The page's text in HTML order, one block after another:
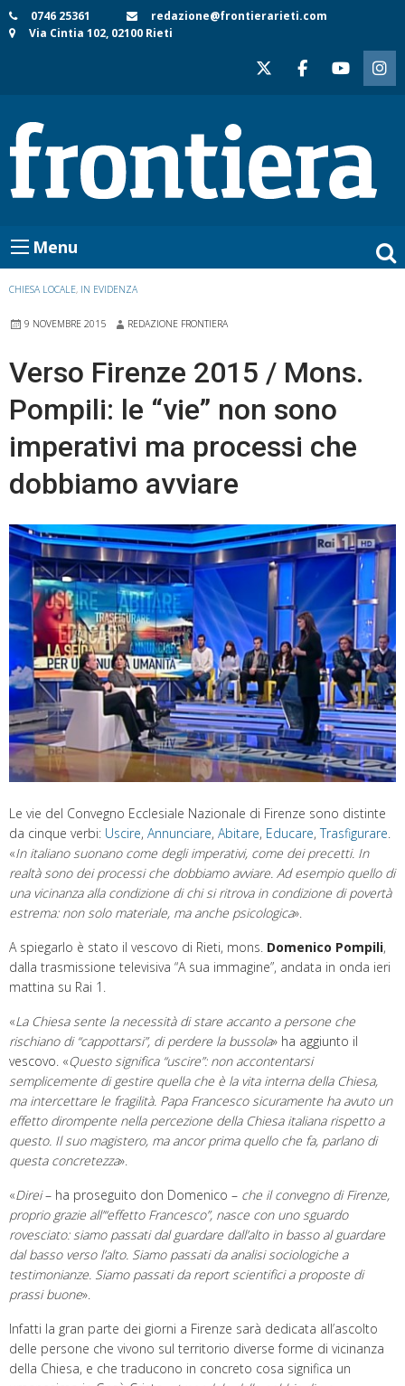
Skip
to
0746 25361
redazione@frontierarieti.com
Via Cintia 102, 02100 Rieti
Menu
CHIESA LOCALE, IN EVIDENZA
9 NOVEMBRE 2015 REDAZIONE FRONTIERA
Verso Firenze 2015 / Mons.
Pompili: le “vie” non sono
imperativi ma processi che
dobbiamo avviare
Le vie del Convegno Ecclesiale Nazionale di Firenze sono distinte
da cinque verbi: Uscire, Annunciare, Abitare, Educare,Trasfigurare.
«In italiano suonano come degli imperativi, come dei precetti. In
realtà sono dei processi che dobbiamo avviare. Ad esempio quello di
una vicinanza alla condizione di chi si ritrova in condizione di povertà
estrema: non solo materiale, ma anche psicologica».
A spiegarlo è stato il vescovo di Rieti, mons. Domenico Pompili,
dalla trasmissione televisiva “A sua immagine”, andata in onda ieri
mattina su Rai 1.
«La Chiesa sente la necessità di stare accanto a persone che
rischiano di “cappottarsi”, di perdere la bussola» ha aggiunto il
vescovo. «Questo significa “uscire”: non accontentarsi
semplicemente di gestire quella che è la vita interna della Chiesa,
ma intercettare le fragilità. Papa Francesco sicuramente ha avuto un
effetto dirompente nella percezione della Chiesa italiana rispetto a
questo. Il suo magistero, ma ancor prima quello che fa, parlano di
questa concretezza».
«Direi– ha proseguito don Domenico – che il convegno di Firenze,
proprio grazie all’“effetto Francesco”, nasce con uno sguardo
rovesciato: siamo passati dal guardare dall’alto in basso al guardare
dal basso verso l’alto. Siamo passati da analisi sociologiche a
testimonianze. Siamo passati da report scientifici a proposte di
prassi buone».
Infatti la gran parte dei giorni a Firenze sarà dedicata all’ascolto
delle persone che vivono sul territorio diverse forme di vicinanza
della Chiesa, e che traducono in concreto cosa significa un